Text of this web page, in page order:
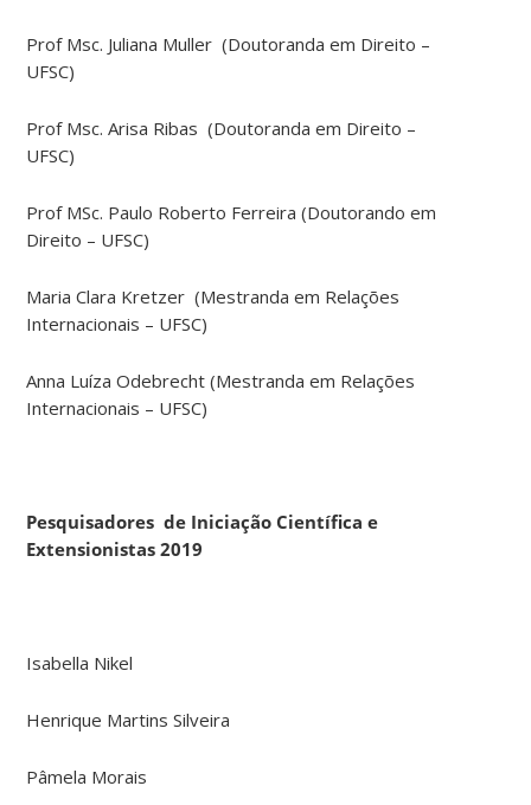
Prof Msc. Juliana Muller (Doutoranda em Direito –
UFSC)
Prof Msc. Arisa Ribas (Doutoranda em Direito –
UFSC)
Prof MSc. Paulo Roberto Ferreira (Doutorando em
Direito – UFSC)
Maria Clara Kretzer (Mestranda em Relações
Internacionais – UFSC)
Anna Luíza Odebrecht (Mestranda em Relações
Internacionais – UFSC)
Pesquisadores de Iniciação Científica e
Extensionistas 2019
Isabella Nikel
Henrique Martins Silveira
Pâmela Morais